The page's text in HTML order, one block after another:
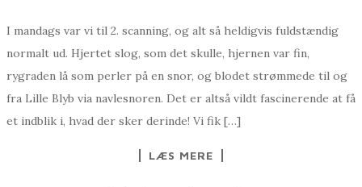
I mandags var vi til 2. scanning, og alt så heldigvis fuldstændig
normalt ud. Hjertet slog, som det skulle, hjernen var fin,
rygraden lå som perler på en snor, og blodet strømmede til og
fra Lille Blyb via navlesnoren. Det er altså vildt fascinerende at få
et indblik i, hvad der sker derinde! Vi fik […]
LÆS MERE